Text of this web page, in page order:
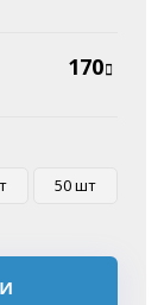
170
50 шт